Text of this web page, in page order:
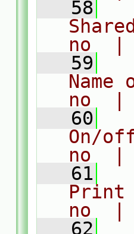
   58
no  |
   59
no  |
   60
On/
no  |
   61
no  |
   62